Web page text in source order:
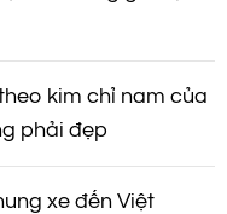
kim chỉ nam của
phải đẹp
xe đến Việt